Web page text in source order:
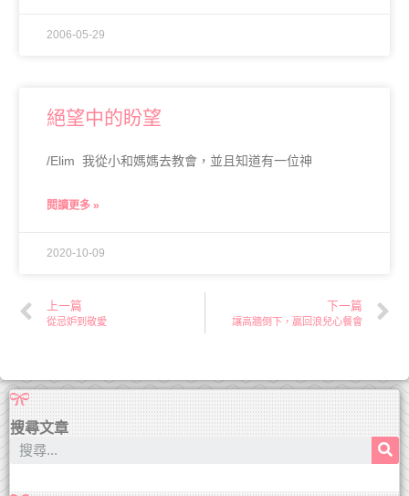
2006-05-29
絕望中的盼望
/Elim 我從小和媽媽去教會，並且知道有一位神
閱讀更多 »
2020-10-09
上一篇
從忌妒到敬愛
下一篇
讓高牆倒下，贏回浪兒心餐會
搜尋文章